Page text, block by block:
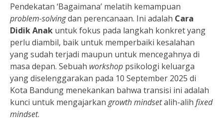
Pendekatan ‘Bagaimana’ melatih kemampuan
problem-solvingdan perencanaan. Ini adalah Cara
Didik Anak untuk fokus pada langkah konkret yang
perlu diambil, baik untuk memperbaiki kesalahan
yang sudah terjadi maupun untuk mencegahnya di
masa depan. Sebuah workshop psikologi keluarga
yang diselenggarakan pada 10 September 2025 di
Kota Bandung menekankan bahwa transisi ini adalah
kunci untuk mengajarkan growth mindsetalih-alih fixed
mindset.